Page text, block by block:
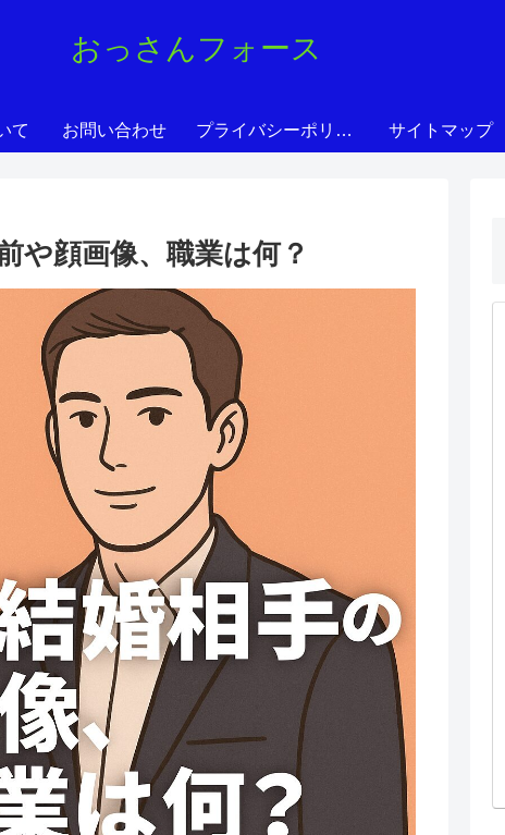
おっさんフォース
て お問い合わせ プライバシーポリシー サイトマップ
や顔画像、職業は何？